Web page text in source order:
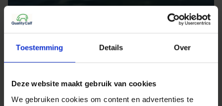
Toestemming Details Over
Deze website maakt gebruik van cookies
We gebruiken cookies om content en advertenties te
Boottocht over de prachtige Noorse wateren